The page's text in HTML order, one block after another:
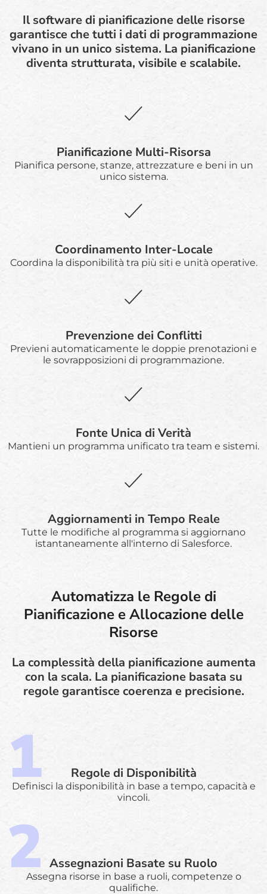
Il software di pianificazione delle risorse
garantisce che tutti i dati di programmazione
vivano in un unico sistema. La pianificazione
diventa strutturata, visibile e scalabile.
Pianificazione Multi-Risorsa
Pianifica persone, stanze, attrezzature e beni in un
unico sistema.
Coordinamento Inter-Locale
Coordina la disponibilità tra più siti e unità operative.
Prevenzione dei Conflitti
Previeni automaticamente le doppie prenotazioni e
le sovrapposizioni di programmazione.
Fonte Unica di Verità
Mantieni un programma unificato tra team e sistemi.
Aggiornamenti in Tempo Reale
Tutte le modifiche al programma si aggiornano
istantaneamente all'interno di Salesforce.
Automatizza le Regole di
Pianificazione e Allocazione delle
Risorse
La complessità della pianificazione aumenta
con la scala. La pianificazione basata su
regole garantisce coerenza e precisione.
Regole di Disponibilità
Definisci la disponibilità in base a tempo, capacità e
vincoli.
Assegnazioni Basate su Ruolo
Assegna risorse in base a ruoli, competenze o
qualifiche.